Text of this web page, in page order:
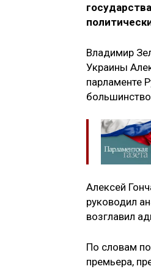
Владимир
Украины
парламенте
большинство
Алексей
руководил
возглавил
По словам
премьера,